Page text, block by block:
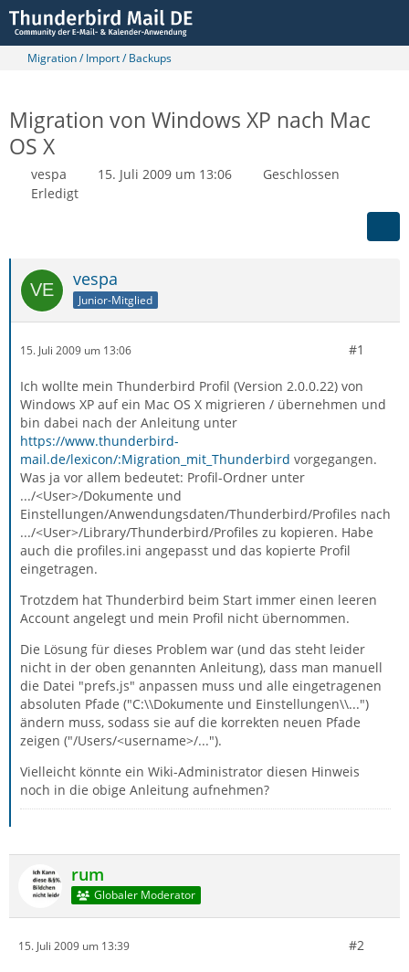
Migration / Import / Backups
Migration von Windows XP nach Mac
OS X
vespa 15. Juli 2009 um 13:06
Geschlossen
Erledigt
vespa
Junior-Mitglied
15. Juli 2009 um 13:06 #1
Ich wollte mein Thunderbird Profil (Version 2.0.0.22) von
Windows XP auf ein Mac OS X migrieren / übernehmen und
bin dabei nach der Anleitung unter
https://www.thunderbird-
mail.de/lexicon/:Migration_mit_Thunderbird vorgegangen.
Was ja vor allem bedeutet: Profil-Ordner unter
.../<User>/Dokumente und
Einstellungen/Anwendungsdaten/Thunderbird/Profiles nach
.../<User>/Library/Thunderbird/Profiles zu kopieren. Habe
auch die profiles.ini angepasst und das kopierte Profil
eingetragen.
Trotzdem hat Thunderbird beim Start immer einen leeren
Account angelegt und mein Profil nicht übernommen.
Die Lösung für dieses Problem war (und das steht leider
nicht in der oben genannten Anleitung), dass man manuell
die Datei "prefs.js" anpassen muss und alle eingetragenen
absoluten Pfade ("C:\\Dokumente und Einstellungen\\...")
ändern muss, sodass sie auf die korrekten neuen Pfade
zeigen ("/Users/<username>/...").
Vielleicht könnte ein Wiki-Administrator diesen Hinweis
noch in die obige Anleitung aufnehmen?
rum
Globaler Moderator
15. Juli 2009 um 13:39 #2